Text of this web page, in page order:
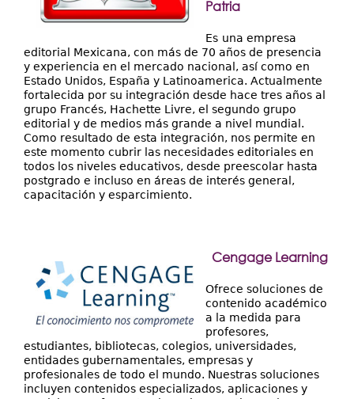
Patria
Es una empresa
editorial Mexicana, con más de 70 años de presencia
y experiencia en el mercado nacional, así como en
Estado Unidos, España y Latinoamerica. Actualmente
fortalecida por su integración desde hace tres años al
grupo Francés, Hachette Livre, el segundo grupo
editorial y de medios más grande a nivel mundial.
Como resultado de esta integración, nos permite en
este momento cubrir las necesidades editoriales en
todos los niveles educativos, desde preescolar hasta
postgrado e incluso en áreas de interés general,
capacitación y esparcimiento.
Cengage Learning
Ofrece soluciones de
contenido académico
a la medida para
profesores,
estudiantes, bibliotecas, colegios, universidades,
entidades gubernamentales, empresas y
profesionales de todo el mundo. Nuestras soluciones
incluyen contenidos especializados, aplicaciones y